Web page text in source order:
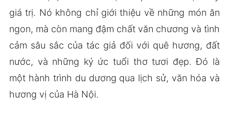
giá trị. Nó không chỉ giới thiệu về những món ăn
ngon, mà còn mang đậm chất văn chương và tình
cảm sâu sắc của tác giả đối với quê hương, đất
nước, và những ký ức tuổi thơ tươi đẹp. Đó là
một hành trình du dương qua lịch sử, văn hóa và
hương vị của Hà Nội.